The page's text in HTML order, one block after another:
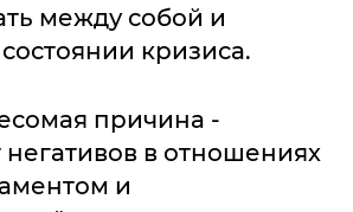
между собой и
кризиса.
причина -
негативов в отношениях
и